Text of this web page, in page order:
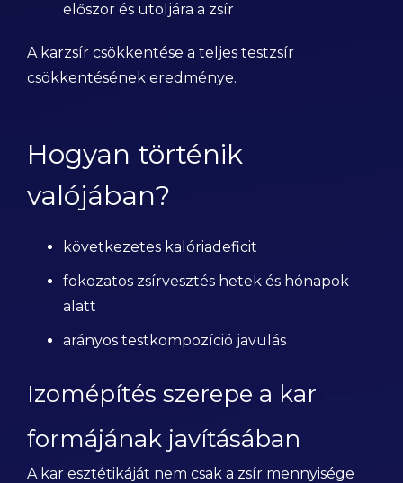
először és utoljára a zsír
A karzsír csökkentése a teljes testzsír
csökkentésének eredménye.
Hogyan történik
valójában?
következetes kalóriadeficit
fokozatos zsírvesztés hetek és hónapok
alatt
arányos testkompozíció javulás
Izomépítés szerepe a kar
formájának javításában
A kar esztétikáját nem csak a zsír mennyisége